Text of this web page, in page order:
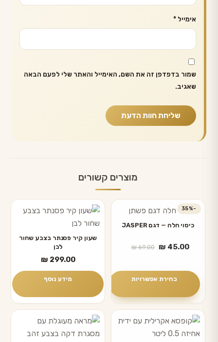
אימייל *
שמור בדפדפן זה את השם, האימייל והאתר שלי לפעם הבאה
שאגיב.
מוצרים קשורים
-35%
כיסוי חלה — דגם JASPER
₪69.00
המחיר
₪ 69.00.
₪ 45.00
המחיר
₪ 45.00.
בחירת אפשרויות
למוצר
זה
מספר
ניתן
לבחור
את
האפשרויות
בעמוד
המוצר
שעון קיר פסנתר בצבע שחור
לבן
₪ 299.00
מידע נוסף
למוצר
זה